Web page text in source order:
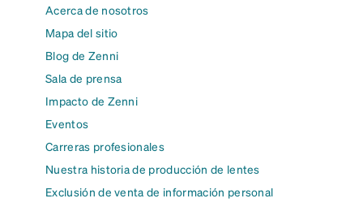
Acerca de nosotros
Mapa del sitio
Blog de Zenni
Sala de prensa
Impacto de Zenni
Eventos
Carreras profesionales
Nuestra historia de producción de lentes
Exclusión de venta de información personal